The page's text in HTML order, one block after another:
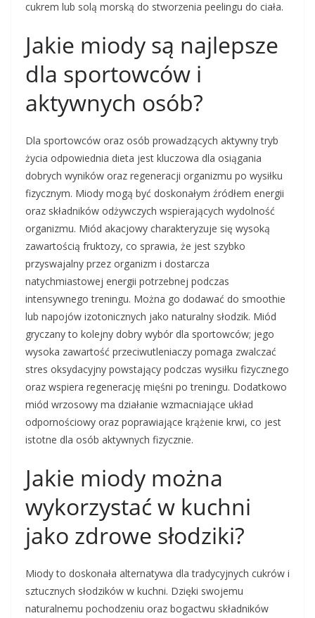
cukrem lub solą morską do stworzenia peelingu do ciała.
Jakie miody są najlepsze
dla sportowców i
aktywnych osób?
Dla sportowców oraz osób prowadzących aktywny tryb
życia odpowiednia dieta jest kluczowa dla osiągania
dobrych wyników oraz regeneracji organizmu po wysiłku
fizycznym. Miody mogą być doskonałym źródłem energii
oraz składników odżywczych wspierających wydolność
organizmu. Miód akacjowy charakteryzuje się wysoką
zawartością fruktozy, co sprawia, że jest szybko
przyswajalny przez organizm i dostarcza
natychmiastowej energii potrzebnej podczas
intensywnego treningu. Można go dodawać do smoothie
lub napojów izotonicznych jako naturalny słodzik. Miód
gryczany to kolejny dobry wybór dla sportowców; jego
wysoka zawartość przeciwutleniaczy pomaga zwalczać
stres oksydacyjny powstający podczas wysiłku fizycznego
oraz wspiera regenerację mięśni po treningu. Dodatkowo
miód wrzosowy ma działanie wzmacniające układ
odpornościowy oraz poprawiające krążenie krwi, co jest
istotne dla osób aktywnych fizycznie.
Jakie miody można
wykorzystać w kuchni
jako zdrowe słodziki?
Miody to doskonała alternatywa dla tradycyjnych cukrów i
sztucznych słodzików w kuchni. Dzięki swojemu
naturalnemu pochodzeniu oraz bogactwu składników